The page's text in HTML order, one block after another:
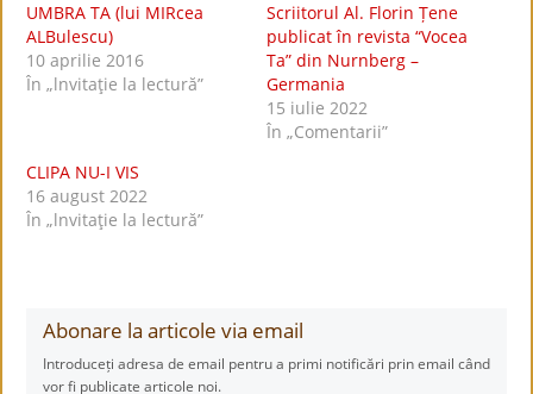
UMBRA TA (lui MIRcea
ALBulescu)
10 aprilie 2016
În „lnvitaţie la lectură”
Scriitorul Al. Florin Țene
publicat în revista “Vocea
Ta” din Nurnberg –
Germania
15 iulie 2022
În „Comentarii”
CLIPA NU-I VIS
16 august 2022
În „lnvitaţie la lectură”
Abonare la articole via email
Introduceți adresa de email pentru a primi notificări prin email când
vor fi publicate articole noi.